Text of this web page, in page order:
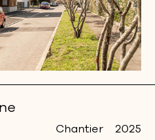
Chantier 2025